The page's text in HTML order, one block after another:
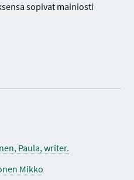
sopivat mainiosti
Paula, writer.
Mikko